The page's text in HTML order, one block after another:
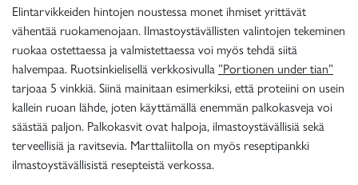
Elintarvikkeiden hintojen noustessa monet ihmiset yrittävät
vähentää ruokamenojaan. Ilmastoystävällisten valintojen tekeminen
ruokaa ostettaessa ja valmistettaessa voi myös tehdä siitä
halvempaa. Ruotsinkielisellä verkkosivulla ”Portionen under tian”
tarjoaa 5 vinkkiä. Siinä mainitaan esimerkiksi, että proteiini on usein
kallein ruoan lähde, joten käyttämällä enemmän palkokasveja voi
säästää paljon. Palkokasvit ovat halpoja, ilmastoystävällisiä sekä
terveellisiä ja ravitsevia. Marttaliitolla on myös reseptipankki
ilmastoystävällisistä resepteistä verkossa.